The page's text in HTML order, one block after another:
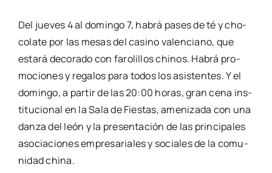
Del jue­ves 4 al domin­go 7, habrá pases de té y cho­
co­la­te por las mesas del casinovalen­ciano, que
esta­rá deco­ra­do con faro­li­llos chi­nos. Habrá pro­
mo­cio­nes y rega­los para todos los asis­ten­tes. Y el
domin­go, a par­tir de las 20:00 horas, gran cena ins­
ti­tu­cio­nal en la Sala de Fies­tas, ame­ni­za­da con una
dan­za del león y la pre­sen­ta­ción de las prin­ci­pa­les
aso­cia­cio­nes empre­sa­ria­les y socia­les de la comu­
ni­dad chi­na.